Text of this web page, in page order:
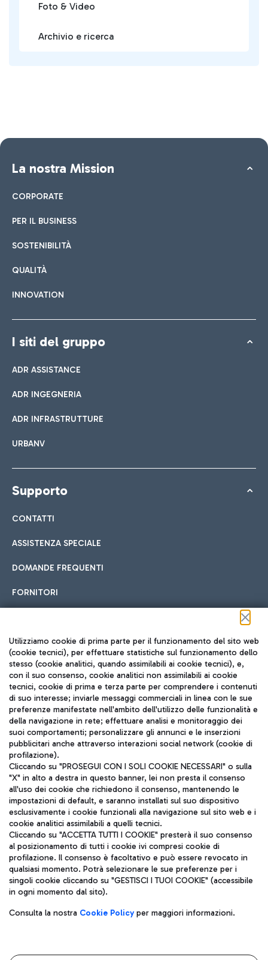
Foto & Video
Archivio e ricerca
La nostra Mission
CORPORATE
PER IL BUSINESS
SOSTENIBILITÀ
QUALITÀ
INNOVATION
I siti del gruppo
ADR ASSISTANCE
ADR INGEGNERIA
ADR INFRASTRUTTURE
URBANV
Supporto
CONTATTI
ASSISTENZA SPECIALE
DOMANDE FREQUENTI
FORNITORI
Seguici sui social
TRAVEL JOURNAL
ITA
Aeroporti di Roma S.p.A. - Società soggetta a direzione e
coordinamento di Mundys S.p.A.
Codice fiscale e Registro delle Imprese di Roma 13032990155 P.
IVA 06572251004
Capitale sociale 62.224.743,00 int. vers.
Sede legale: Via Pier Paolo Racchetti 1 - 00054 Fiumicino (RM)
telefono +39 06 65951
Privacy policy
Note legali
Roma FCO
Utilizziamo cookie di prima parte per il funzionamento del sito web
(cookie tecnici), per effettuare statistiche sul funzionamento dello
stesso (cookie analitici, quando assimilabili ai cookie tecnici), e,
con il suo consenso, cookie analitici non assimilabili ai cookie
tecnici, cookie di prima e terza parte per comprendere i contenuti
di suo interesse; inviarle messaggi commerciali in linea con le sue
preferenze manifestate nell'ambito dell'utilizzo delle funzionalità e
della navigazione in rete; effettuare analisi e monitoraggio dei
suoi comportamenti; personalizzare gli annunci e le inserzioni
pubblicitari anche attraverso interazioni social network (cookie di
profilazione).
Cliccando su "PROSEGUI CON I SOLI COOKIE NECESSARI" o sulla
"X" in alto a destra in questo banner, lei non presta il consenso
all'uso dei cookie che richiedono il consenso, mantenendo le
impostazioni di default, e saranno installati sul suo dispositivo
esclusivamente i cookie funzionali alla navigazione sul sito web e i
cookie analitici assimilabili a quelli tecnici.
Cliccando su "ACCETTA TUTTI I COOKIE" presterà il suo consenso
al posizionamento di tutti i cookie ivi compresi cookie di
profilazione. Il consenso è facoltativo e può essere revocato in
qualsiasi momento. Potrà selezionare le sue preferenze per i
singoli cookie cliccando su "GESTISCI I TUOI COOKIE" (accessibile
in ogni momento dal sito).
Consulta la nostra Cookie Policyper maggiori informazioni.